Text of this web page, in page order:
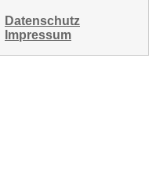
Datenschutz
Impressum